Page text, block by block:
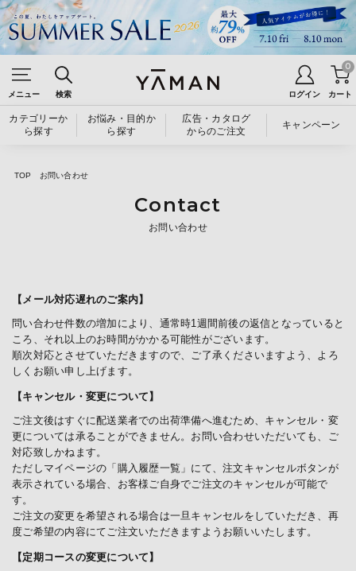
メニュー 検索 ログイン カート
0
カテゴリーか
ら探す
お悩み・目的か
ら探す
広告・カタログ
からのご注文
キャンペーン
TOP お問い合わせ
Contact
お問い合わせ
【メール対応遅れのご案内】
問い合わせ件数の増加により、通常時1週間前後の返信となっていると
ころ、それ以上のお時間がかかる可能性がございます。
順次対応とさせていただきますので、ご了承くださいますよう、よろ
しくお願い申し上げます。
【キャンセル・変更について】
ご注文後はすぐに配送業者での出荷準備へ進むため、キャンセル・変
更については承ることができません。お問い合わせいただいても、ご
対応致しかねます。
ただしマイページの「購入履歴一覧」にて、注文キャンセルボタンが
表示されている場合、お客様ご自身でご注文のキャンセルが可能で
す。
ご注文の変更を希望される場合は一旦キャンセルをしていただき、再
度ご希望の内容にてご注文いただきますようお願いいたします。
【定期コースの変更について】